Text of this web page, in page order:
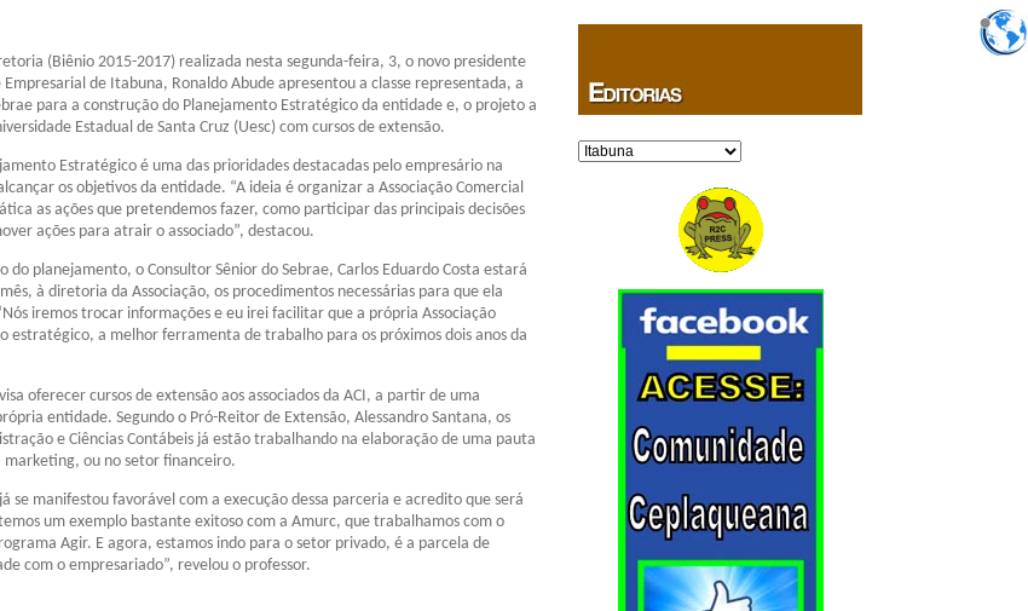
(Biênio 2015-2017) realizada nesta segunda-feira, 3, o novo presidente
Empresarial de Itabuna, Ronaldo Abude apresentou a classe representada, a
para a construção do Planejamento Estratégico da entidade e, o projeto a
Estadual de Santa Cruz (Uesc) com cursos de extensão.
Estratégico é uma das prioridades destacadas pelo empresário na
os objetivos da entidade. “A ideia é organizar a Associação Comercial
as ações que pretendemos fazer, como participar das principais decisões
ações para atrair o associado”, destacou.
do planejamento, o Consultor Sênior do Sebrae, Carlos Eduardo Costa estará
à diretoria da Associação, os procedimentos necessárias para que ela
iremos trocar informações e eu irei facilitar que a própria Associação
estratégico, a melhor ferramenta de trabalho para os próximos dois anos da
oferecer cursos de extensão aos associados da ACI, a partir de uma
entidade. Segundo o Pró-Reitor de Extensão, Alessandro Santana, os
e Ciências Contábeis já estão trabalhando na elaboração de uma pauta
marketing, ou no setor financeiro.
se manifestou favorável com a execução dessa parceria e acredito que será
um exemplo bastante exitoso com a Amurc, que trabalhamos com o
Agir. E agora, estamos indo para o setor privado, é a parcela de
com o empresariado”, revelou o professor.
Categorias